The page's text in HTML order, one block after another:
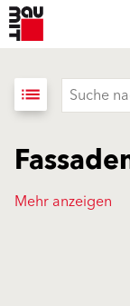
list
Mehr anzeigen